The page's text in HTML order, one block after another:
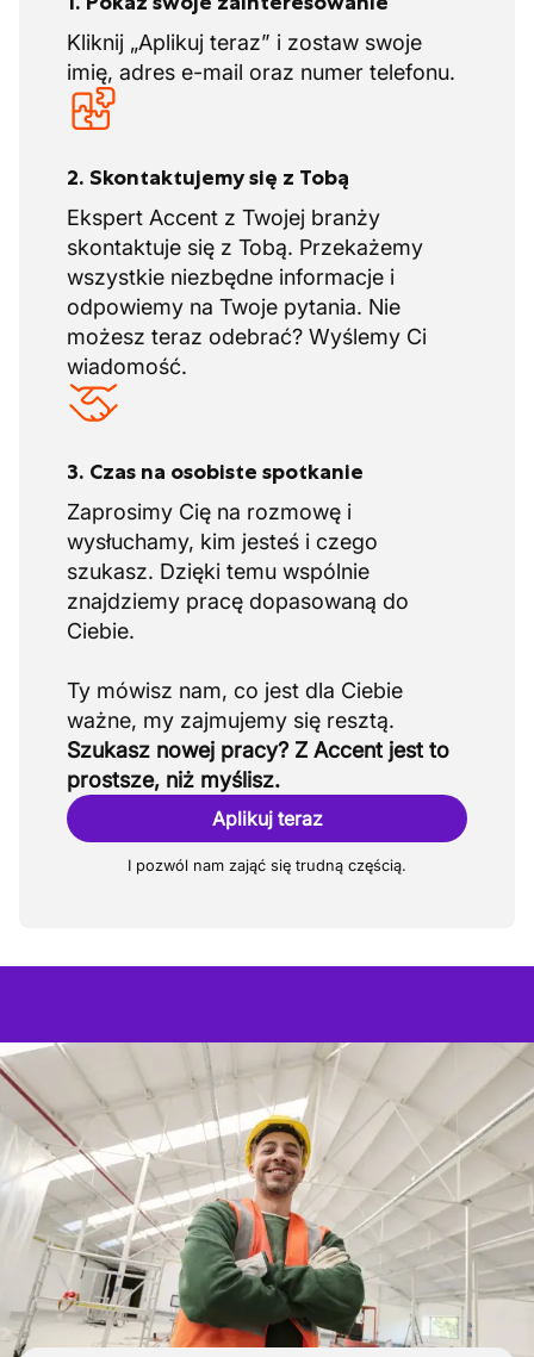
Kliknij „Aplikuj teraz” i zostaw swoje
imię, adres e-mail oraz numer telefonu.
2. Skontaktujemy się z Tobą
Ekspert Accent z Twojej branży
skontaktuje się z Tobą. Przekażemy
wszystkie niezbędne informacje i
odpowiemy na Twoje pytania. Nie
możesz teraz odebrać? Wyślemy Ci
wiadomość.
3. Czas na osobiste spotkanie
Zaprosimy Cię na rozmowę i
wysłuchamy, kim jesteś i czego
szukasz. Dzięki temu wspólnie
znajdziemy pracę dopasowaną do
Ciebie.
Ty mówisz nam, co jest dla Ciebie
Szukasz nowej pracy? Z Accent jest to
prostsze, niż myślisz.
Aplikuj teraz
I pozwól nam zająć się trudną częścią.